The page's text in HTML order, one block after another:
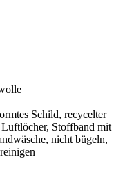
Schild, recycelter
Luftlöcher, Stoffband mit
nicht bügeln,